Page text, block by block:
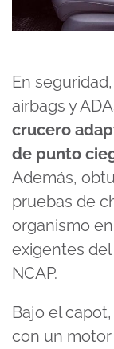
En
airbags y
crucero
de punto
Además,
pruebas de
organismo
exigentes
NCAP.
Bajo el
con un motor